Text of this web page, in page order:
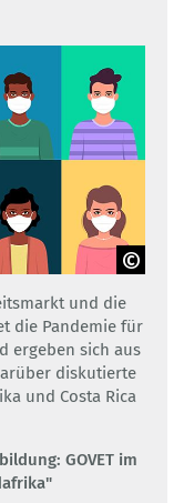
und die
die Pandemie für
ergeben sich aus
diskutierte
und Costa Rica
GOVET im